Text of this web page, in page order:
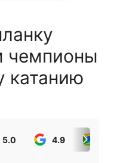
чемпионы
катанию
5.0 4.9